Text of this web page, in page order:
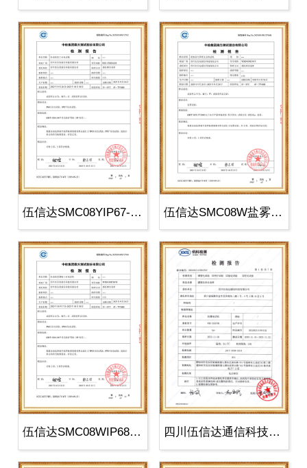
伍信达SMC08YIP67-检测报告 伍信达SMC08W盐雾-检测报告
伍信达SMC08WIP68-检测报告 四川伍信达通信科技有限公司-防爆电..